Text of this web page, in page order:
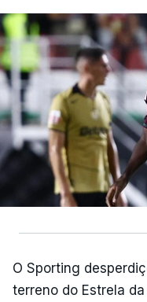
O Sporting
terreno do Estrela